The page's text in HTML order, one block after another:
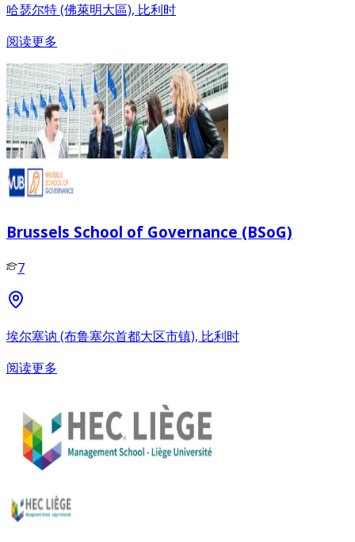
哈瑟尔特 (佛萊明大區), 比利时
阅读更多
Brussels School of Governance (BSoG)
7
埃尔塞讷 (布鲁塞尔首都大区市镇), 比利时
阅读更多